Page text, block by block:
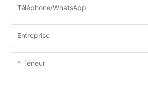
Téléphone/WhatsApp
Entreprise
Teneur